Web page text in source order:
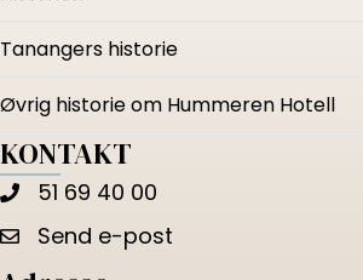
Tanangers historie
Øvrig historie om Hummeren Hotell
KONTAKT
51 69 40 00
Send e-post